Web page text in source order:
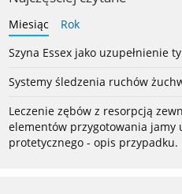
Miesiąc
Rok
Szyna Essex jako uzupełnienie
Systemy śledzenia ruchów
Leczenie zębów z resorpcją
elementów przygotowania jamy
protetycznego - opis przypadku.